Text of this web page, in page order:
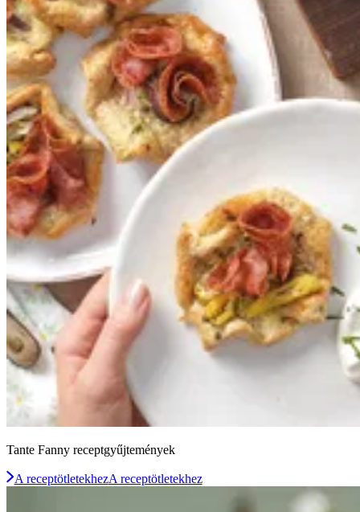
Tante Fanny receptgyűjtemények
A receptötletekhezA receptötletekhez